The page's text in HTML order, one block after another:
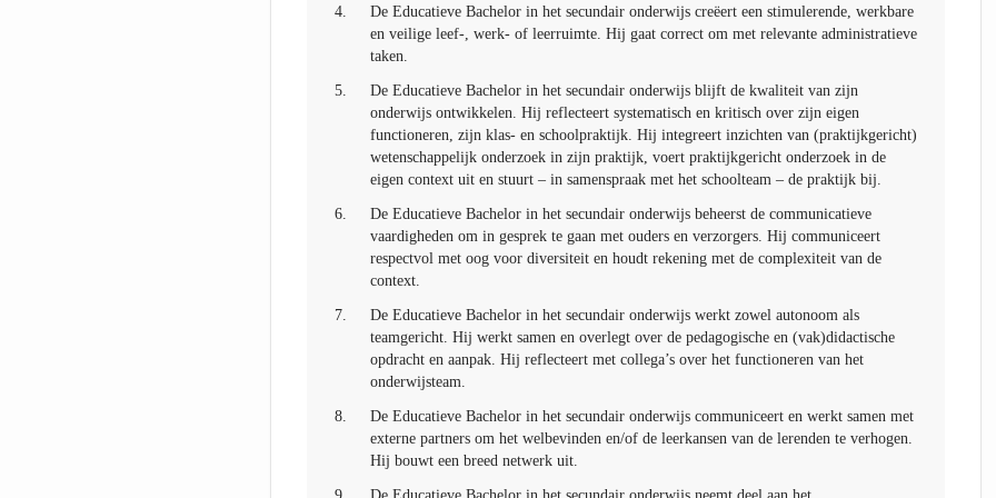
4.
De Educatieve Bachelor in het secundair onderwijs creëert een stimulerende, werkbare
en veilige leef-, werk- of leerruimte. Hij gaat correct om met relevante administratieve
taken.
5.
De Educatieve Bachelor in het secundair onderwijs blijft de kwaliteit van zijn
onderwijs ontwikkelen. Hij reflecteert systematisch en kritisch over zijn eigen
functioneren, zijn klas- en schoolpraktijk. Hij integreert inzichten van (praktijkgericht)
wetenschappelijk onderzoek in zijn praktijk, voert praktijkgericht onderzoek in de
eigen context uit en stuurt – in samenspraak met het schoolteam – de praktijk bij.
6.
De Educatieve Bachelor in het secundair onderwijs beheerst de communicatieve
vaardigheden om in gesprek te gaan met ouders en verzorgers. Hij communiceert
respectvol met oog voor diversiteit en houdt rekening met de complexiteit van de
context.
7.
De Educatieve Bachelor in het secundair onderwijs werkt zowel autonoom als
teamgericht. Hij werkt samen en overlegt over de pedagogische en (vak)didactische
opdracht en aanpak. Hij reflecteert met collega’s over het functioneren van het
onderwijsteam.
8.
De Educatieve Bachelor in het secundair onderwijs communiceert en werkt samen met
externe partners om het welbevinden en/of de leerkansen van de lerenden te verhogen.
Hij bouwt een breed netwerk uit.